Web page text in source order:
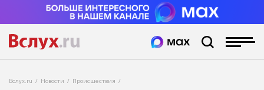
Вслух.ru Новости Происшествия